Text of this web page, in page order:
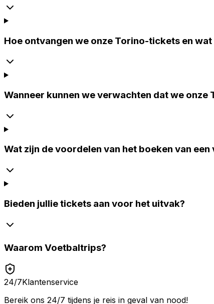
Hoe ontvangen we onze Torino-tickets en
Wanneer kunnen we verwachten dat we
Wat zijn de voordelen van het boeken van
Bieden jullie tickets aan voor het uitvak?
Waarom Voetbaltrips?
24/7Klantenservice
Bereik ons 24/7 tijdens je reis in geval van nood!